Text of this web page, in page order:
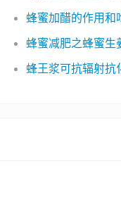
蜂蜜加醋的作用和
蜂蜜减肥之蜂蜜生
蜂王浆可抗辐射抗